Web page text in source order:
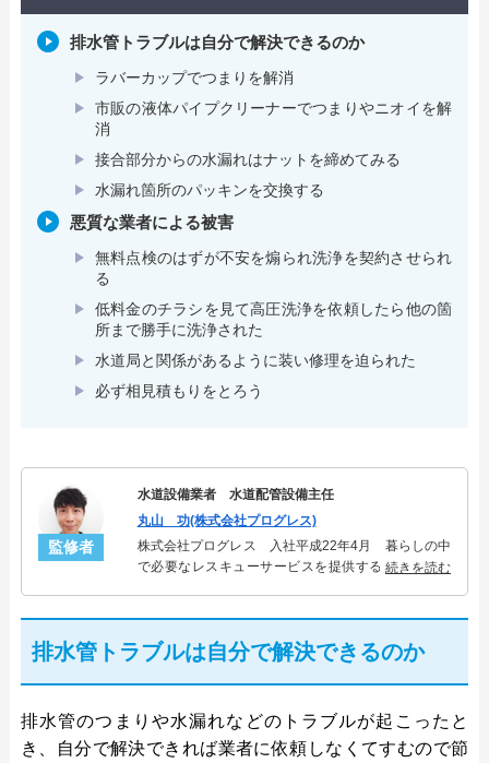
排水管トラブルは自分で解決できるのか
ラバーカップでつまりを解消
市販の液体パイプクリーナーでつまりやニオイを解
消
接合部分からの水漏れはナットを締めてみる
水漏れ箇所のパッキンを交換する
悪質な業者による被害
無料点検のはずが不安を煽られ洗浄を契約させられ
る
低料金のチラシを見て高圧洗浄を依頼したら他の箇
所まで勝手に洗浄された
水道局と関係があるように装い修理を迫られた
必ず相見積もりをとろう
監修者
水道設備業者 水道配管設備主任
丸山 功(株式会社プログレス)
株式会社プログレス 入社平成22年4月 暮らしの中
で必要なレスキューサービスを提供する株式会社プ
シャリスト。
続きを読む
排水管トラブルは自分で解決できるのか
排水管のつまりや水漏れなどのトラブルが起こったと
き、自分で解決できれば業者に依頼しなくてすむので節